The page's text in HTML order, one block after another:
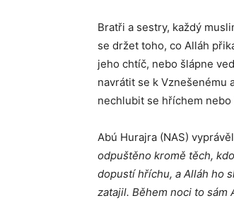
Bratři a sestry, každý
se držet toho, co Alláh
jeho chtíč, nebo šlápne
navrátit se k Vznešenému
nechlubit se hříchem nebo
Abú Hurajra (NAS)
odpuštěno kromě těch,
dopustí hříchu, a Alláh ho
zatajil. Během noci to sám